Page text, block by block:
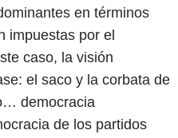
en términos
impuestas por el
caso, la visión
el saco y la corbata de
democracia
de los partidos